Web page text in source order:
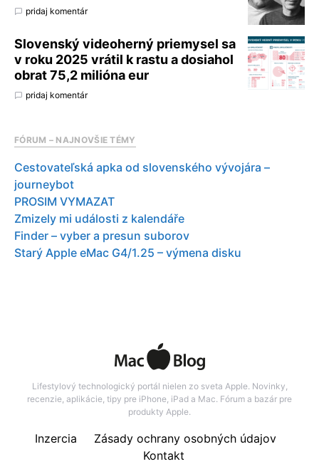
pridaj komentár
Slovenský videoherný priemysel sa
v roku 2025 vrátil k rastu a dosiahol
obrat 75,2 milióna eur
pridaj komentár
FÓRUM – NAJNOVŠIE TÉMY
Cestovateľská apka od slovenského vývojára –
journeybot
PROSIM VYMAZAT
Zmizely mi události z kalendáře
Finder – vyber a presun suborov
Starý Apple eMac G4/1.25 – výmena disku
Lifestylový technologický portál nielen zo sveta Apple. Novinky,
recenzie, aplikácie, tipy pre iPhone, iPad a Mac. Fórum a bazár pre
produkty Apple.
Inzercia
Zásady ochrany osobných údajov
Kontakt